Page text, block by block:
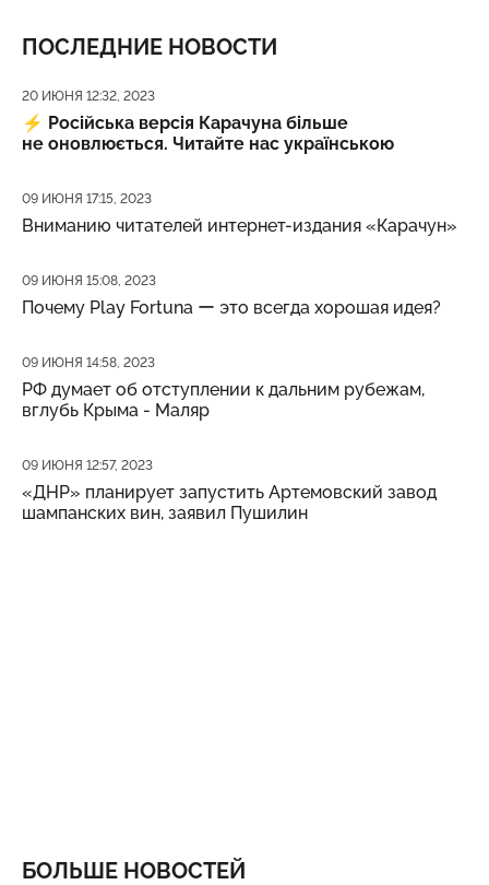
ПОСЛЕДНИЕ НОВОСТИ
Дата публикации
20 ИЮНЯ 12:32, 2023
⚡️ Російська версія Карачуна більше
не оновлюється. Читайте нас українською
Дата публикации
09 ИЮНЯ 17:15, 2023
Вниманию читателей интернет-издания «Карачун»
Дата публикации
09 ИЮНЯ 15:08, 2023
Почему Play Fortuna ー это всегда хорошая идея?
Дата публикации
09 ИЮНЯ 14:58, 2023
РФ думает об отступлении к дальним рубежам,
вглубь Крыма - Маляр
Дата публикации
09 ИЮНЯ 12:57, 2023
«ДНР» планирует запустить Артемовский завод
шампанских вин, заявил Пушилин
БОЛЬШЕ НОВОСТЕЙ